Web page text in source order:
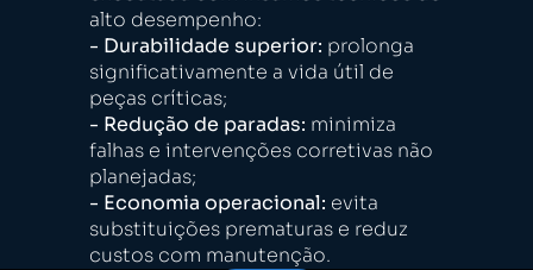
alto desempenho:
- Durabilidade superior: prolonga
significativamente a vida útil de
peças críticas;
- Redução de paradas: minimiza
falhas e intervenções corretivas não
planejadas;
- Economia operacional: evita
substituições prematuras e reduz
custos com manutenção.